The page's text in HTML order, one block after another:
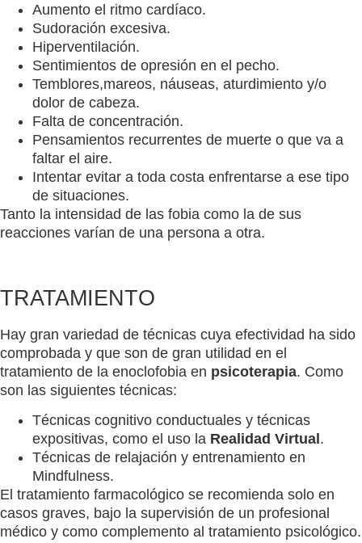
Aumento el ritmo cardíaco.
Sudoración excesiva.
Hiperventilación.
Sentimientos de opresión en el pecho.
Temblores,mareos, náuseas, aturdimiento y/o
dolor de cabeza.
Falta de concentración.
Pensamientos recurrentes de muerte o que va a
faltar el aire.
Intentar evitar a toda costa enfrentarse a ese tipo
de situaciones.
Tanto la intensidad de las fobia como la de sus
reacciones varían de una persona a otra.
TRATAMIENTO
Hay gran variedad de técnicas cuya efectividad ha sido
comprobada y que son de gran utilidad en el
tratamiento de la enoclofobia en psicoterapia. Como
son las siguientes técnicas:
Técnicas cognitivo conductuales y técnicas
expositivas, como el uso la Realidad Virtual.
Técnicas de relajación y entrenamiento en
Mindfulness.
El tratamiento farmacológico se recomienda solo en
casos graves, bajo la supervisión de un profesional
médico y como complemento al tratamiento psicológico.